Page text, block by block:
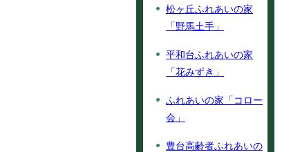
松ヶ丘ふれあいの家
「野馬土手」
平和台ふれあいの家
「花みずき」
ふれあいの家「コロー
会」
豊台高齢者ふれあいの